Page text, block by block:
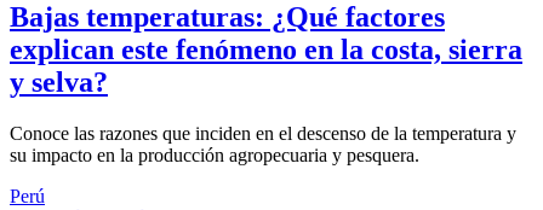
Bajas temperaturas: ¿Qué factores
explican este fenómeno en la costa, sierra
y selva?
Conoce las razones que inciden en el descenso de la temperatura y
su impacto en la producción agropecuaria y pesquera.
Perú